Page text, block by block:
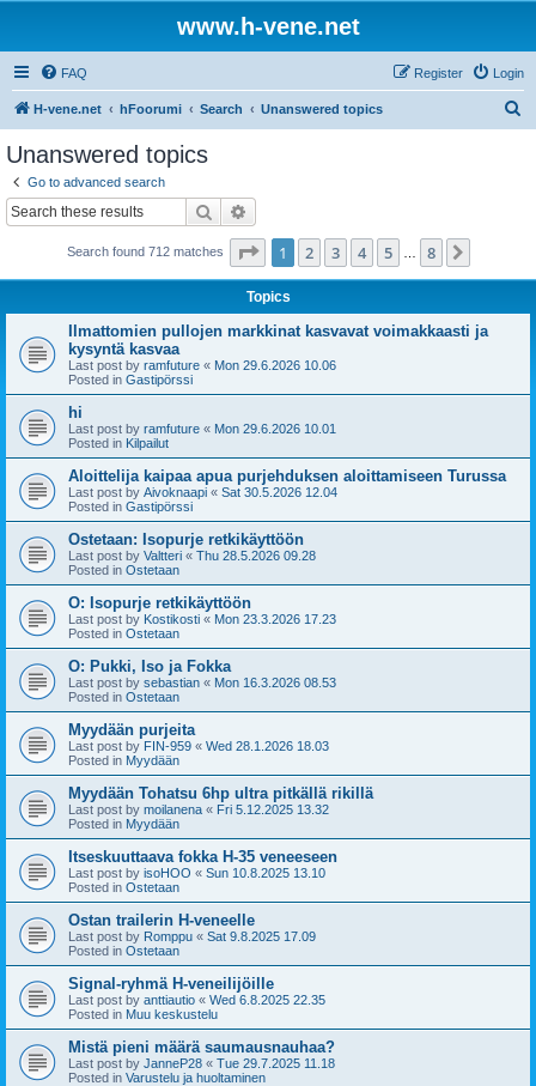
www.h-vene.net
FAQ Login
Register
H-vene.net hFoorumi Search Unanswered topics
Unanswered topics
Go to advanced search
Search
Search found 712 matches Page 1of 8
1 2 3 4 5 8
Topics
Ilmattomien pullojen markkinat kasvavat voimakkaasti ja
kysyntä kasvaa
Last post by ramfuture « Mon 29.6.2026 10.06
Posted in Gastipörssi
hi
Last post by ramfuture « Mon 29.6.2026 10.01
Posted in Kilpailut
Aloittelija kaipaa apua purjehduksen aloittamiseen Turussa
Last post by Aivoknaapi « Sat 30.5.2026 12.04
Posted in Gastipörssi
Ostetaan: Isopurje retkikäyttöön
Last post by Valtteri « Thu 28.5.2026 09.28
Posted in Ostetaan
O: Isopurje retkikäyttöön
Last post by Kostikosti « Mon 23.3.2026 17.23
Posted in Ostetaan
O: Pukki, Iso ja Fokka
Last post by sebastian « Mon 16.3.2026 08.53
Posted in Ostetaan
Myydään purjeita
Last post by FIN-959 « Wed 28.1.2026 18.03
Posted in Myydään
Myydään Tohatsu 6hp ultra pitkällä rikillä
Last post by moilanena « Fri 5.12.2025 13.32
Posted in Myydään
Itseskuuttaava fokka H-35 veneeseen
Last post by isoHOO « Sun 10.8.2025 13.10
Posted in Ostetaan
Ostan trailerin H-veneelle
Last post by Romppu « Sat 9.8.2025 17.09
Posted in Ostetaan
Signal-ryhmä H-veneilijöille
Last post by anttiautio « Wed 6.8.2025 22.35
Posted in Muu keskustelu
Mistä pieni määrä saumausnauhaa?
Last post by JanneP28 « Tue 29.7.2025 11.18
Posted in Varustelu ja huoltaminen